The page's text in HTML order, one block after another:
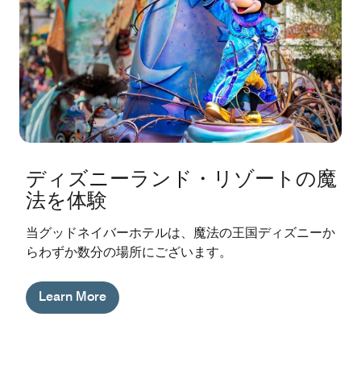
ディズニーランド・リゾートの魔
法を体験
当グッドネイバーホテルは、魔法の王国ディズニーか
らわずか数分の場所にございます。
Learn More